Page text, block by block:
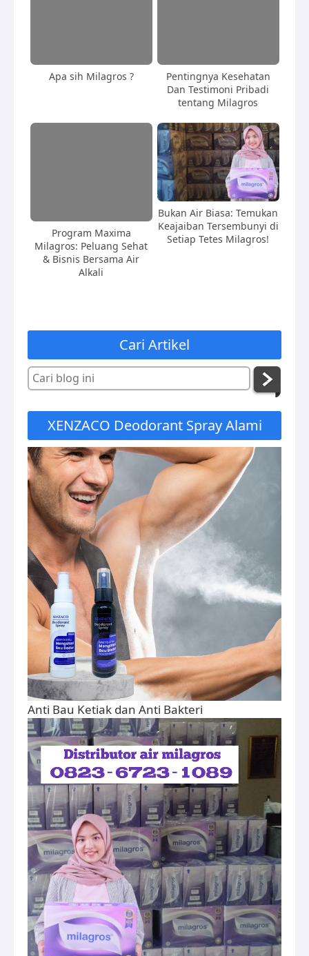
Apa sih Milagros ?
Pentingnya Kesehatan
Dan Testimoni Pribadi
tentang Milagros
Program Maxima
Milagros: Peluang Sehat
& Bisnis Bersama Air
Alkali
Bukan Air Biasa: Temukan
Keajaiban Tersembunyi di
Setiap Tetes Milagros!
Cari Artikel
XENZACO Deodorant Spray Alami
Anti Bau Ketiak dan Anti Bakteri